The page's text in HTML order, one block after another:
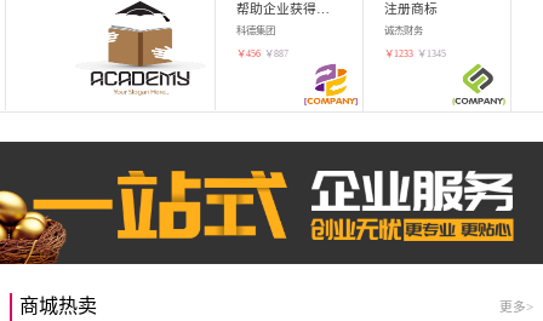
科德集团
￥456 ￥887
注册商标
诚杰财务
￥ 1233 ￥ 1345
商城热卖 更多>